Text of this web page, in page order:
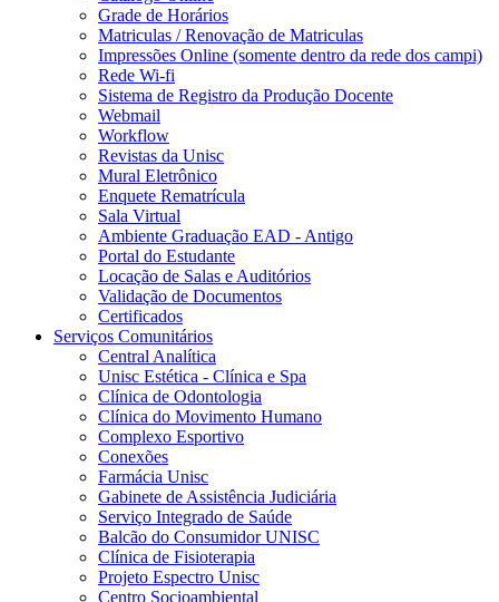
Grade de Horários
Matriculas / Renovação de Matriculas
Impressões Online (somente dentro da rede dos campi)
Rede Wi-fi
Sistema de Registro da Produção Docente
Webmail
Workflow
Revistas da Unisc
Mural Eletrônico
Enquete Rematrícula
Sala Virtual
Ambiente Graduação EAD - Antigo
Portal do Estudante
Locação de Salas e Auditórios
Validação de Documentos
Certificados
Serviços Comunitários
Central Analítica
Unisc Estética - Clínica e Spa
Clínica de Odontologia
Clínica do Movimento Humano
Complexo Esportivo
Conexões
Farmácia Unisc
Gabinete de Assistência Judiciária
Serviço Integrado de Saúde
Balcão do Consumidor UNISC
Clínica de Fisioterapia
Projeto Espectro Unisc
Centro Socioambiental